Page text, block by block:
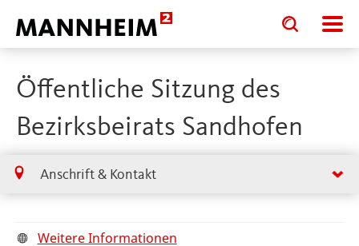
Toggle
search
input
Toggle
search
input
Öffentliche Sitzung des
Bezirksbeirats Sandhofen
Anschrift & Kontakt
Weitere Informationen